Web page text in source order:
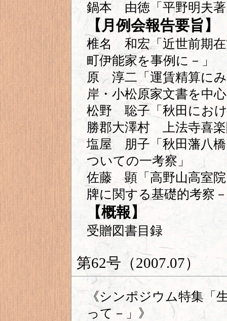
鍋本 由徳「平野明夫著
【月例会報告要旨】
椎名 和宏「近世前期在
町伊能家を事例に－」
原 淳二「運賃精算に
岸・小松原家文書を中
松野 聡子「秋田にお
勝郡大澤村 上法寺喜
塩屋 朋子「秋田藩八
ついての一考察」
佐藤 顕「高野山高室
牌に関する基礎的考察
【概報】
受贈図書目録
第62号（2007.07）
《シンポジウム特集「
って－」》